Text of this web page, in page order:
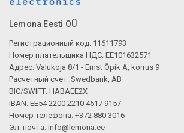
Lemona Eesti OÜ
Регистрационный код: 11611793
Номер плательщика НДС: EE101632571
Адрес: Valukoja 8/1 - Ernst Öpik A, korrus 9
Расчетный счет: Swedbank, AB
BIC/SWIFT: HABAEE2X
IBAN: EE54 2200 2210 4517 9157
Номер телефона: +372 880 3016
Эл. почта: info@lemona.ee